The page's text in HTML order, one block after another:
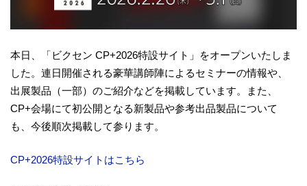
本日、「ビクセン CP+2026特設サイト」をオープンいたしま
した。連日開催される豪華講師陣によるセミナーの情報や、
出展製品（一部）のご紹介などを掲載しています。また、
CP+会場にて初公開となる新製品や参考出品製品について
も、今後順次掲載して参ります。
CP+2026特設サイトはこちら